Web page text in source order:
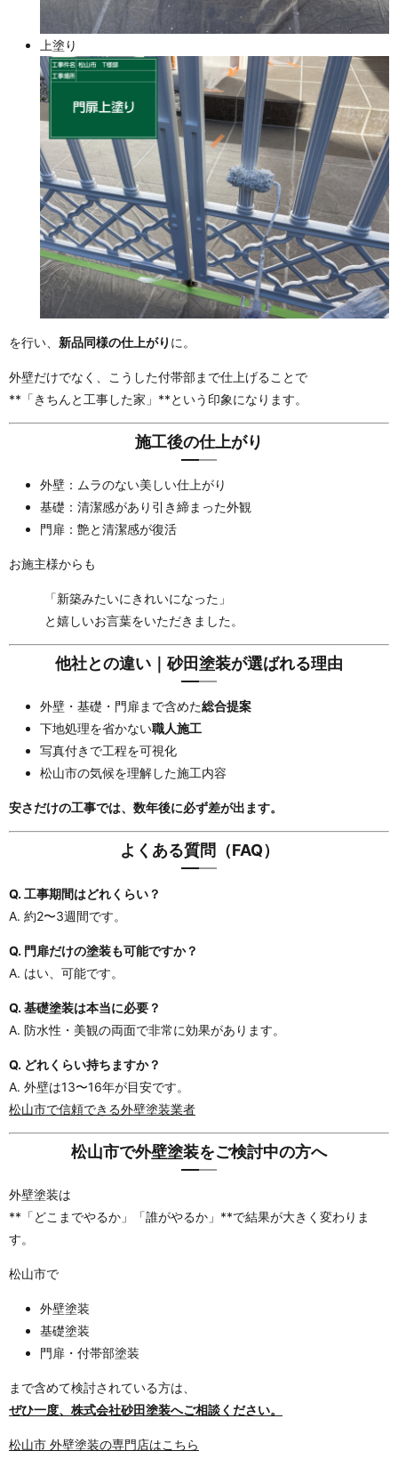
上塗り
を行い、 新品同様の仕上がり に。
外壁だけでなく、こうした付帯部まで仕上げることで
**「きちんと工事した家」**という印象になります。
施工後の仕上がり
外壁：ムラのない美しい仕上がり
基礎：清潔感があり引き締まった外観
門扉：艶と清潔感が復活
お施主様からも
「新築みたいにきれいになった」
と嬉しいお言葉をいただきました。
他社との違い｜砂田塗装が選ばれる理由
外壁・基礎・門扉まで含めた総合提案
下地処理を省かない職人施工
写真付きで工程を可視化
松山市の気候を理解した施工内容
安さだけの工事では、数年後に必ず差が出ます。
よくある質問（FAQ）
Q. 工事期間はどれくらい？
A. 約2〜3週間です。
Q. 門扉だけの塗装も可能ですか？
A. はい、可能です。
Q. 基礎塗装は本当に必要？
A. 防水性・美観の両面で非常に効果があります。
Q. どれくらい持ちますか？
A. 外壁は13〜16年が目安です。
松山市で信頼できる外壁塗装業者
松山市で外壁塗装をご検討中の方へ
外壁塗装は
**「どこまでやるか」「誰がやるか」**で結果が大きく変わりま
す。
松山市で
外壁塗装
基礎塗装
門扉・付帯部塗装
まで含めて検討されている方は、
ぜひ一度、株式会社砂田塗装へご相談ください。
松山市 外壁塗装の専門店はこちら